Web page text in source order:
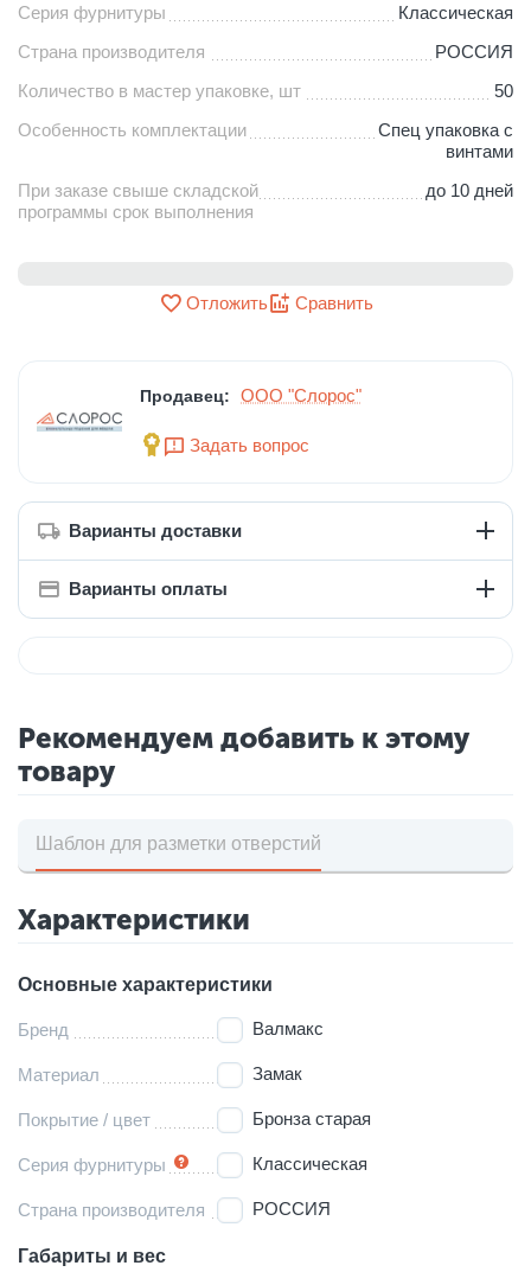
Серия фурнитуры
Классическая
Страна производителя
РОССИЯ
Количество в мастер упаковке, шт
50
Особенность комплектации
Спец упаковка с
винтами
При заказе свыше складской
программы срок выполнения
до 10 дней
Отложить Сравнить
Продавец: ООО "Слорос"
Задать вопрос
Варианты доставки
Варианты оплаты
Рекомендуем добавить к этому
товару
Шаблон для разметки отверстий
Характеристики
Основные характеристики
Бренд Валмакс
Материал Замак
Покрытие / цвет Бронза старая
Серия фурнитуры Классическая
Страна производителя РОССИЯ
Габариты и вес